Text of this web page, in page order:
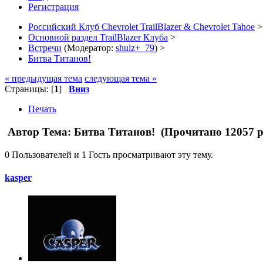
Регистрация
Российский Клуб Chevrolet TrailBlazer & Chevrolet Tahoe >
Основной раздел TrailBlazer Клуба >
Встречи (Модератор: shulz+_79) >
Битва Титанов!
« предыдущая тема следующая тема »
Страницы: [1] Вниз
Печать
Автор Тема: Битва Титанов! (Прочитано 12057
0 Пользователей и 1 Гость просматривают эту тему.
kasper